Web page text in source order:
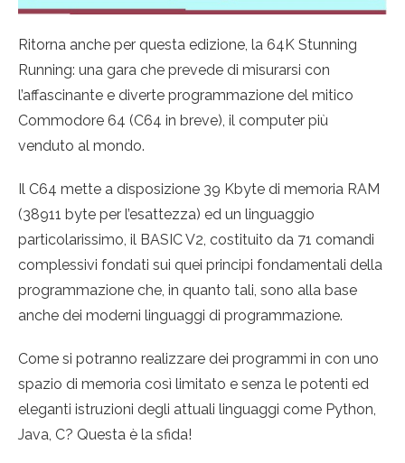
Ritorna anche per questa edizione, la 64K Stunning
Running: una gara che prevede di misurarsi con
l’affascinante e diverte programmazione del mitico
Commodore 64 (C64 in breve), il computer più
venduto al mondo.
Il C64 mette a disposizione 39 Kbyte di memoria RAM
(38911 byte per l’esattezza) ed un linguaggio
particolarissimo, il BASIC V2, costituito da 71 comandi
complessivi fondati sui quei principi fondamentali della
programmazione che, in quanto tali, sono alla base
anche dei moderni linguaggi di programmazione.
Come si potranno realizzare dei programmi in con uno
spazio di memoria così limitato e senza le potenti ed
eleganti istruzioni degli attuali linguaggi come Python,
Java, C? Questa è la sfida!